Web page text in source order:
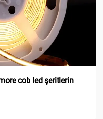
cob led şeritlerin